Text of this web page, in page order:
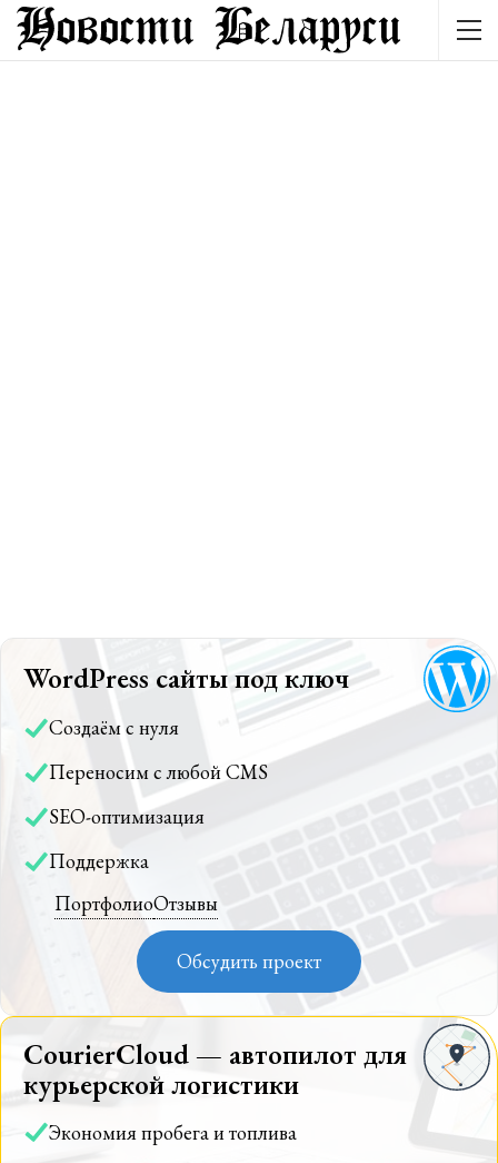
WordPress сайты под ключ
Создаём с нуля
Переносим с любой CMS
SEO-оптимизация
Поддержка
ПортфолиоОтзывы
Обсудить проект
CourierCloud — автопилот для
курьерской логистики
Экономия пробега и топлива